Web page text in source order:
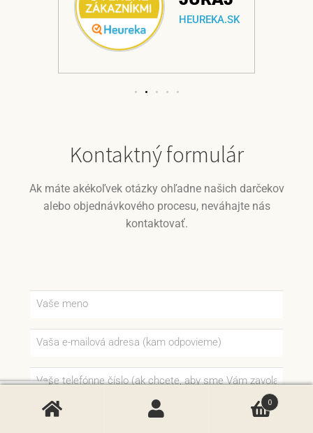
HEUREKA.SK
Kontaktný formulár
Ak máte akékoľvek otázky ohľadne našich darčekov
alebo objednávkového procesu, neváhajte nás
kontaktovať.
0